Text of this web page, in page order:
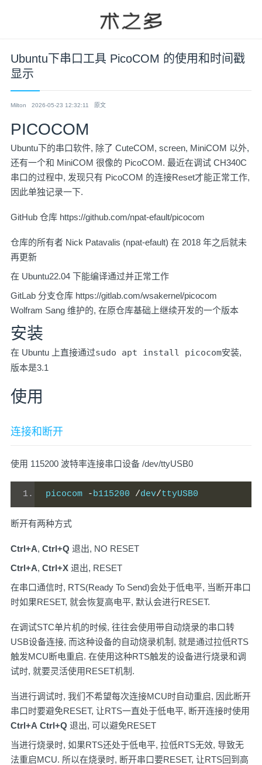
Ubuntu下串口工具 PicoCOM 的使用和时间戳
显示
Milton 2026-05-23 12:32:11 原文
PICOCOM
Ubuntu下的串口软件, 除了 CuteCOM, screen, MiniCOM 以外,
还有一个和 MiniCOM 很像的 PicoCOM. 最近在调试 CH340C
串口的过程中, 发现只有 PicoCOM 的连接Reset才能正常工作,
因此单独记录一下.
GitHub 仓库 https://github.com/npat-efault/picocom
仓库的所有者 Nick Patavalis (npat-efault) 在 2018 年之后就未
再更新
在 Ubuntu22.04 下能编译通过并正常工作
GitLab 分支仓库 https://gitlab.com/wsakernel/picocom
Wolfram Sang 维护的, 在原仓库基础上继续开发的一个版本
安装
在 Ubuntu 上直接通过sudo apt install picocom安装,
版本是3.1
使用
连接和断开
使用 115200 波特率连接串口设备 /dev/ttyUSB0
picocom -b115200 /dev/ttyUSB0
断开有两种方式
Ctrl+A, Ctrl+Q 退出, NO RESET
Ctrl+A, Ctrl+X 退出, RESET
在串口通信时, RTS(Ready To Send)会处于低电平, 当断开串口
时如果RESET, 就会恢复高电平, 默认会进行RESET.
在调试STC单片机的时候, 往往会使用带自动烧录的串口转
USB设备连接, 而这种设备的自动烧录机制, 就是通过拉低RTS
触发MCU断电重启. 在使用这种RTS触发的设备进行烧录和调
试时, 就要灵活使用RESET机制.
当进行调试时, 我们不希望每次连接MCU时自动重启, 因此断开
串口时要避免RESET, 让RTS一直处于低电平, 断开连接时使用
Ctrl+A Ctrl+Q 退出, 可以避免RESET
当进行烧录时, 如果RTS还处于低电平, 拉低RTS无效, 导致无
法重启MCU. 所以在烧录时, 断开串口要RESET, 让RTS回到高